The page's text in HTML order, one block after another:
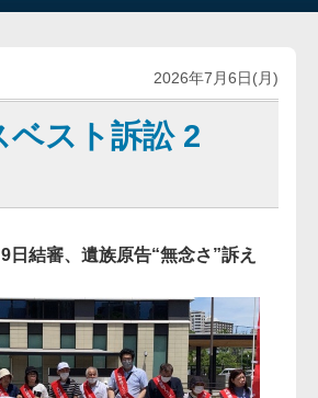
2026年7月6日(月)
ベスト訴訟 2
日結審、遺族原告“無念さ”訴え